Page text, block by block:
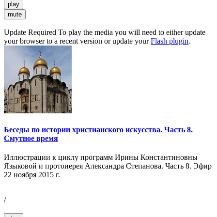
play
mute
Update Required To play the media you will need to either update
your browser to a recent version or update yourFlash plugin.
Беседы по истории христианского искусства. Часть 8.
Смутное время
Иллюстрации к циклу программ Ирины Константиновны
Языковой и протоиерея Александра Степанова. Часть 8. Эфир
22 ноября 2015 г.
/